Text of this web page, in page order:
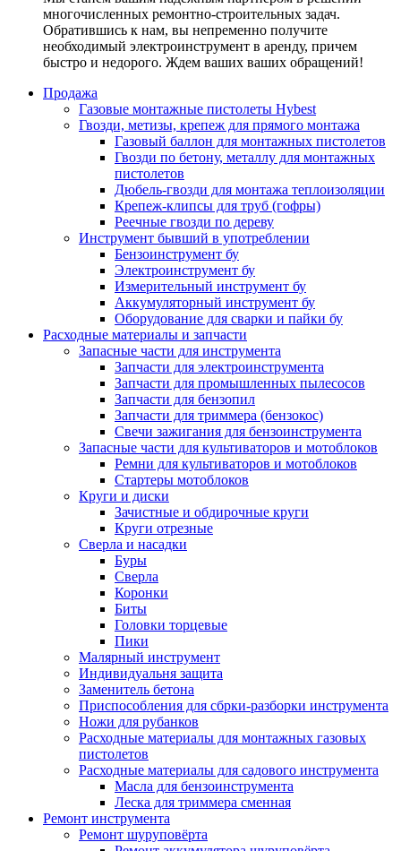
многочисленных ремонтно-строительных задач.
Обратившись к нам, вы непременно получите
необходимый электроинструмент в аренду, причем
быстро и недорого. Ждем ваших ваших обращений!
Продажа
Газовые монтажные пистолеты Hybest
Гвозди, метизы, крепеж для прямого монтажа
Газовый баллон для монтажных пистолетов
Гвозди по бетону, металлу для монтажных
пистолетов
Дюбель-гвозди для монтажа теплоизоляции
Крепеж-клипсы для труб (гофры)
Реечные гвозди по дереву
Инструмент бывший в употреблении
Бензоинструмент бу
Электроинструмент бу
Измерительный инструмент бу
Аккумуляторный инструмент бу
Оборудование для сварки и пайки бу
Расходные материалы и запчасти
Запасные части для инструмента
Запчасти для электроинструмента
Запчасти для промышленных пылесосов
Запчасти для бензопил
Запчасти для триммера (бензокос)
Свечи зажигания для бензоинструмента
Запасные части для культиваторов и мотоблоков
Ремни для культиваторов и мотоблоков
Стартеры мотоблоков
Круги и диски
Зачистные и обдирочные круги
Круги отрезные
Сверла и насадки
Буры
Сверла
Коронки
Биты
Головки торцевые
Пики
Малярный инструмент
Индивидуальня защита
Заменитель бетона
Приспособления для сбрки-разборки инструмента
Ножи для рубанков
Расходные материалы для монтажных газовых
пистолетов
Расходные материалы для садового инструмента
Масла для бензоинструмента
Леска для триммера сменная
Ремонт инструмента
Ремонт шуруповёрта